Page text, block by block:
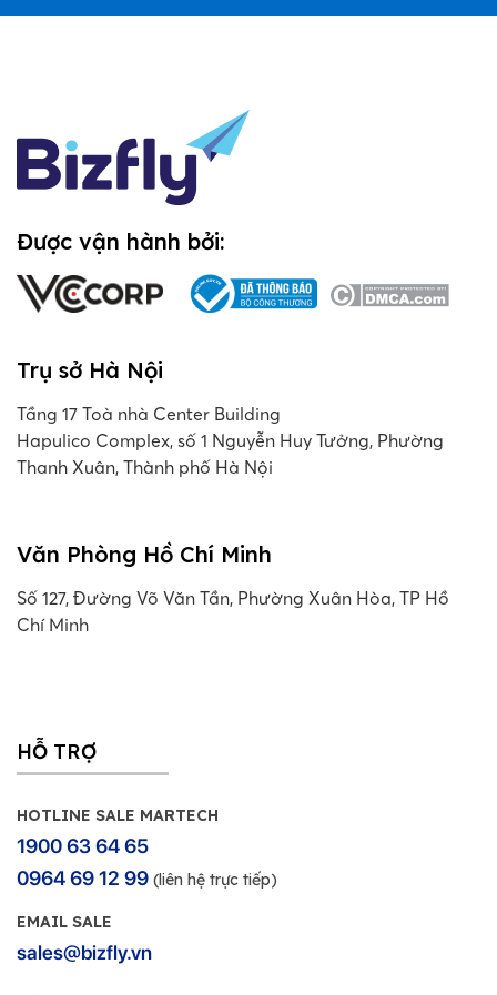
Được vận hành bởi:
Trụ sở Hà Nội
Tầng 17 Toà nhà Center Building
Hapulico Complex, số 1 Nguyễn Huy Tưởng, Phường
Thanh Xuân, Thành phố Hà Nội
Văn Phòng Hồ Chí Minh
Số 127, Đường Võ Văn Tần, Phường Xuân Hòa, TP Hồ
Chí Minh
HỖ TRỢ
HOTLINE SALE MARTECH
1900 63 64 65
0964 69 12 99 (liên hệ trực tiếp)
EMAIL SALE
sales@bizfly.vn